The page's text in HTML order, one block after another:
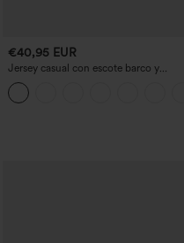
€40,95 EUR
Jersey casual con escote barco y
mangas murciélago